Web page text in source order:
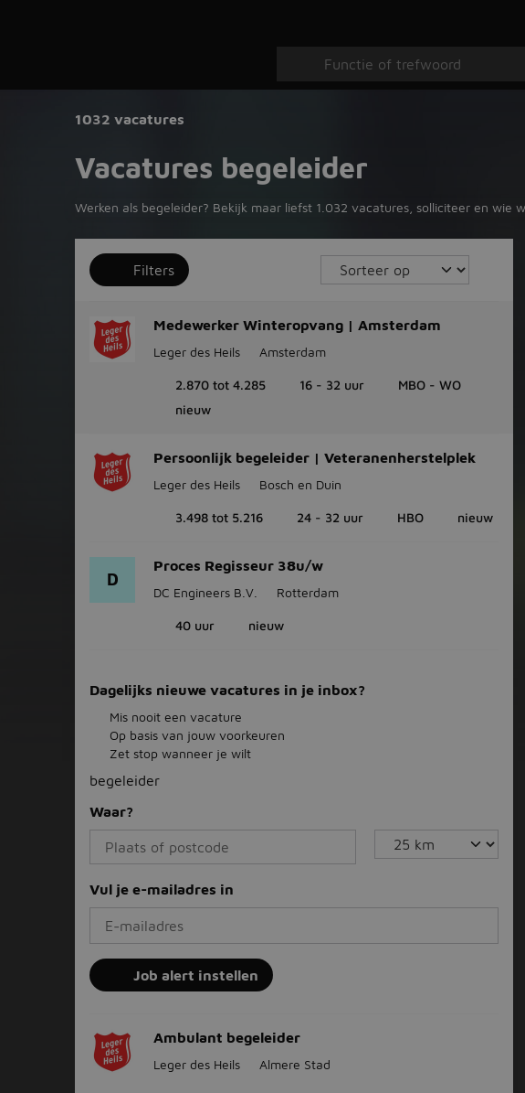
1032 vacatures
Vacatures begeleider
Werken als begeleider? Bekijk maar liefst 1.032 vacatures, solliciteer en
Filters
Medewerker Winteropvang | Amsterdam
Leger des Heils Amsterdam
2.870 tot 4.285 16 - 32 uur
MBO - WO
nieuw
Persoonlijk begeleider | Veteranenherstelplek
Leger des Heils Bosch en Duin
3.498 tot 5.216 24 - 32 uur HBO nieuw
D
Proces Regisseur 38u/w
DC Engineers B.V. Rotterdam
40 uur nieuw
Dagelijks nieuwe vacatures in je inbox?
Mis nooit een vacature
Op basis van jouw voorkeuren
Zet stop wanneer je wilt
begeleider
Waar?
Vul je e-mailadres in
Job alert instellen
Ambulant begeleider
Leger des Heils Almere Stad